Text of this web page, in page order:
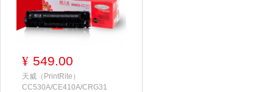
¥ 549.00
天威（PrintRite）
CC530A/CE410A/CRG31